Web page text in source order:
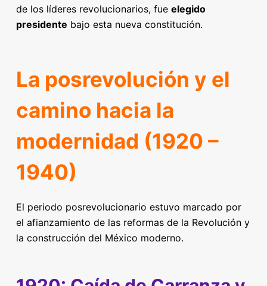
de los líderes revolucionarios, fue elegido
presidente bajo esta nueva constitución.
La posrevolución y el
camino hacia la
modernidad (1920 –
1940)
El periodo posrevolucionario estuvo marcado por
el afianzamiento de las reformas de la Revolución y
la construcción del México moderno.